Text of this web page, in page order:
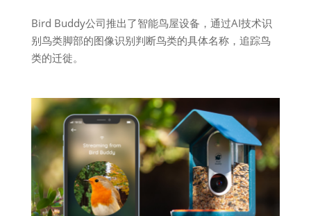
Bird Buddy公司推出了智能鸟屋设备，通过AI技术识
别鸟类脚部的图像识别判断鸟类的具体名称，追踪鸟
类的迁徙。